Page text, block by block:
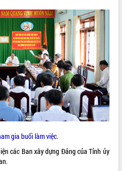
gia buổi làm việc.
các Ban xây dựng Đảng của Tỉnh ủy